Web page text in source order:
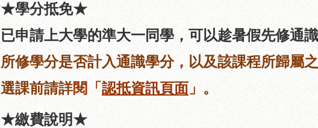
★學分抵免★
已申請上大學的準大一同學，可以趁暑假先修通
所修學分是否計入通識學分，以及該課程所歸屬
選課前請詳閱「 認抵資訊頁面 」 。
★繳費說明★